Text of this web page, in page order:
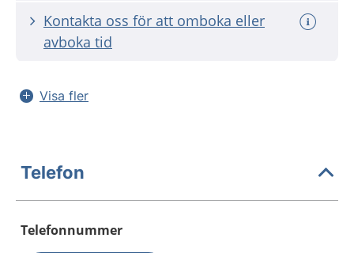
Kontakta oss för att omboka eller
avboka tid
Visa fler
Telefon
Telefonnummer